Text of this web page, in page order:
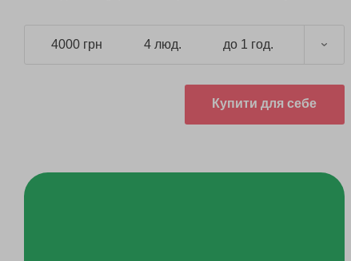
4000 грн 4 люд. до 1 год.
Купити для себе